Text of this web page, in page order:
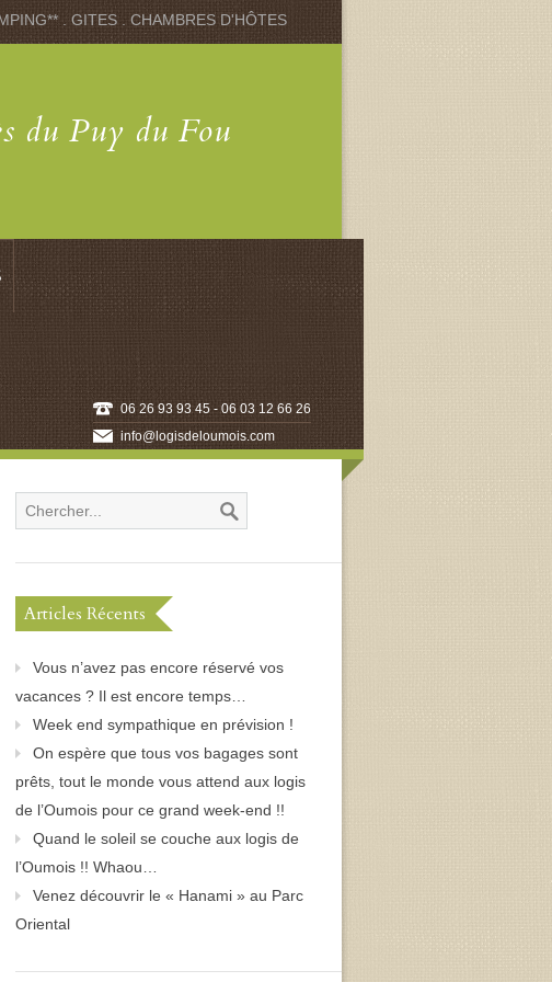
. GITES . CHAMBRES D'HÔTES
du Puy du Fou
06 26 93 93 45 - 06 03 12 66 26
info@logisdeloumois.com
Articles Récents
Vous n’avez pas encore réservé vos
vacances ? Il est encore temps…
Week end sympathique en prévision !
On espère que tous vos bagages sont
prêts, tout le monde vous attend aux logis
de l’Oumois pour ce grand week-end !!
Quand le soleil se couche aux logis de
l’Oumois !! Whaou…
Venez découvrir le « Hanami » au Parc
Oriental